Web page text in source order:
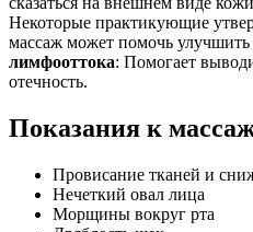
Некоторые практикующие
массаж может помочь
лимфооттока: Помогает
отечность.
Показания к
Провисание тканей и
Нечеткий овал лица
Морщины вокруг рта